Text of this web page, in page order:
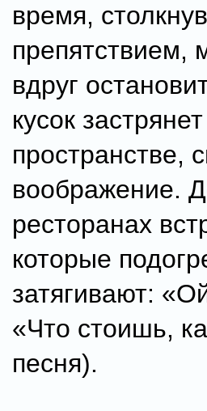
время,
препятствием,
вдруг
кусок
пространстве,
воображение.
ресторанах
которые
затягивают:
«Что стоишь,
песня).